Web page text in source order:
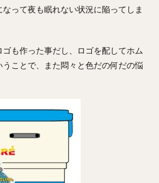
って夜も眠れない状況に陥ってしま
も作った事だし、ロゴを配してホム
ことで、また悶々と色だの何だの悩